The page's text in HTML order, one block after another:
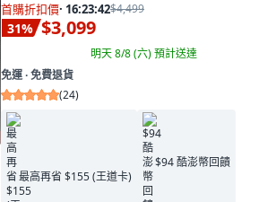
首購折扣價· 16:23:41$4,499
31% $3,099
明天 8/8 (六)預計送達
免運 ∙ 免費退貨
(24)
最高再省 $155 (王道卡)
$94 酷澎幣回饋